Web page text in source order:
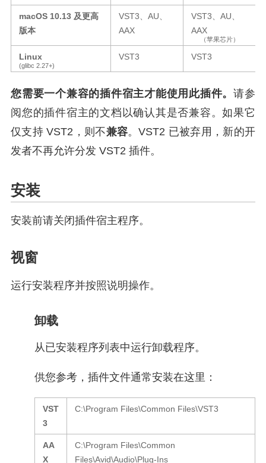
macOS 10.13 及更高
版本
VST3、AU、
AAX
VST3、AU、
AAX
（苹果芯片）
Linux
(glibc 2.27+)
VST3 VST3
您需要一个兼容的插件宿主才能使用此插件。请参
阅您的插件宿主的文档以确认其是否兼容。如果它
仅支持 VST2，则不兼容。VST2 已被弃用，新的开
发者不再允许分发 VST2 插件。
安装
安装前请关闭插件宿主程序。
视窗
运行安装程序并按照说明操作。
卸载
从已安装程序列表中运行卸载程序。
供您参考，插件文件通常安装在这里：
VST
3
C:\Program Files\Common Files\VST3
AA
X
C:\Program Files\Common
Files\Avid\Audio\Plug-Ins